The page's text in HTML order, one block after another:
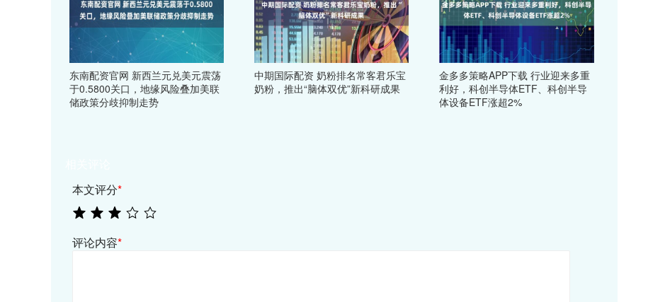
东南配资官网 新西兰元兑美元震荡
于0.5800关口，地缘风险叠加美联
储政策分歧抑制走势
中期国际配资 奶粉排名常客君乐宝
奶粉，推出“脑体双优”新科研成果
金多多策略APP下载 行业迎来多重
利好，科创半导体ETF、科创半导
体设备ETF涨超2%
本文评分*
评论内容*